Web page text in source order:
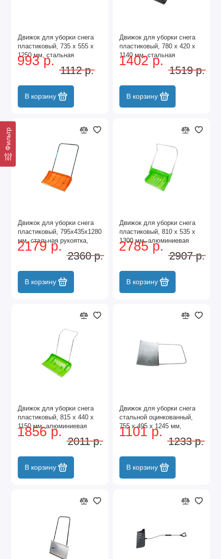
Фильтр
Движок для уборки снега
пластиковый, 735 х 555 х
1250 мм, стальная
рукоятка, Сибртех
993 р.
1112 р.
В корзину
Движок для уборки снега
пластиковый, 780 х 420 х
1140 мм, стальная
рукоятка, Сибртех
1402 р.
1519 р.
В корзину
Движок для уборки снега
пластиковый, 795х435х1280
мм, стальная рукоятка,
усиленный Сибртех
2179 р.
2360 р.
В корзину
Движок для уборки снега
пластиковый, 810 х 535 х
1300 мм, алюминиевая
рукоятка, Сибртех
2785 р.
2907 р.
В корзину
Движок для уборки снега
пластиковый, 815 х 440 х
1150 мм, алюминиевая
рукоятка, Сибртех
1856 р.
2011 р.
В корзину
Движок для уборки снега
стальной оцинкованный,
755 х 495 х 1245 мм,
стальная рукоятка,
1101 р.
1233 р.
В корзину